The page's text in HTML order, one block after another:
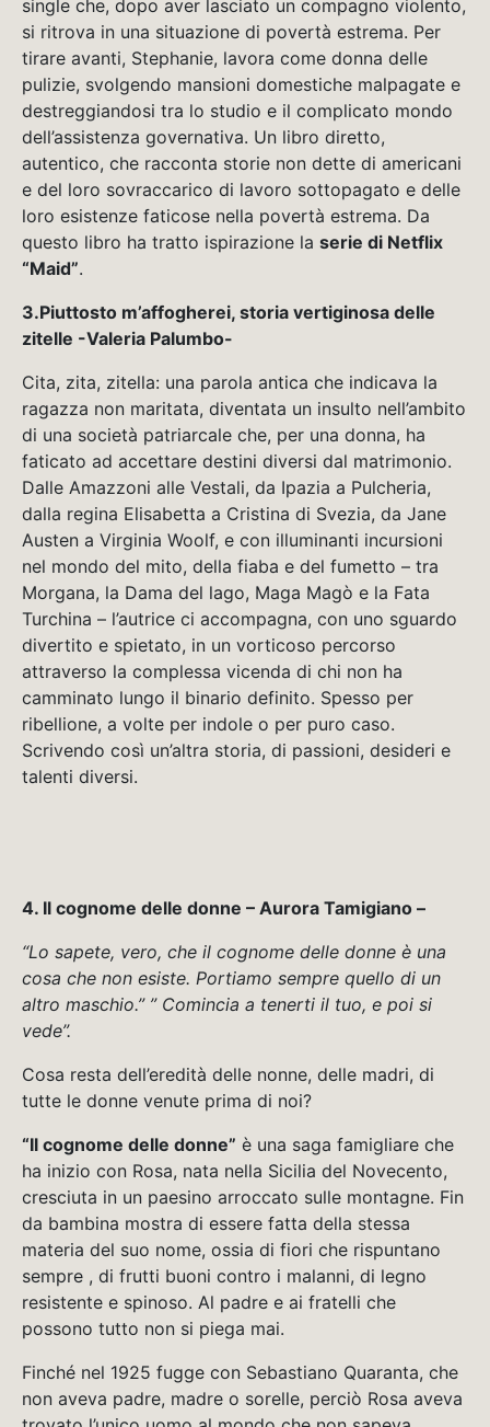
single che, dopo aver lasciato un compagno violento,
si ritrova in una situazione di povertà estrema. Per
tirare avanti, Stephanie, lavora come donna delle
pulizie, svolgendo mansioni domestiche malpagate e
destreggiandosi tra lo studio e il complicato mondo
dell’assistenza governativa. Un libro diretto,
autentico, che racconta storie non dette di americani
e del loro sovraccarico di lavoro sottopagato e delle
loro esistenze faticose nella povertà estrema. Da
questo libro ha tratto ispirazione la serie di Netflix
“Maid”.
3.Piuttosto m’affogherei, storia vertiginosa delle
zitelle -Valeria Palumbo-
Cita, zita, zitella: una parola antica che indicava la
ragazza non maritata, diventata un insulto nell’ambito
di una società patriarcale che, per una donna, ha
faticato ad accettare destini diversi dal matrimonio.
Dalle Amazzoni alle Vestali, da Ipazia a Pulcheria,
dalla regina Elisabetta a Cristina di Svezia, da Jane
Austen a Virginia Woolf, e con illuminanti incursioni
nel mondo del mito, della fiaba e del fumetto – tra
Morgana, la Dama del lago, Maga Magò e la Fata
Turchina – l’autrice ci accompagna, con uno sguardo
divertito e spietato, in un vorticoso percorso
attraverso la complessa vicenda di chi non ha
camminato lungo il binario definito. Spesso per
ribellione, a volte per indole o per puro caso.
Scrivendo così un’altra storia, di passioni, desideri e
talenti diversi.
4. Il cognome delle donne – Aurora Tamigiano –
“Lo sapete, vero, che il cognome delle donne è una
cosa che non esiste. Portiamo sempre quello di un
altro maschio.” ” Comincia a tenerti il tuo, e poi si
vede”.
Cosa resta dell’eredità delle nonne, delle madri, di
tutte le donne venute prima di noi?
“Il cognome delle donne” è una saga famigliare che
ha inizio con Rosa, nata nella Sicilia del Novecento,
cresciuta in un paesino arroccato sulle montagne. Fin
da bambina mostra di essere fatta della stessa
materia del suo nome, ossia di fiori che rispuntano
sempre , di frutti buoni contro i malanni, di legno
resistente e spinoso. Al padre e ai fratelli che
possono tutto non si piega mai.
Finché nel 1925 fugge con Sebastiano Quaranta, che
non aveva padre, madre o sorelle, perciò Rosa aveva